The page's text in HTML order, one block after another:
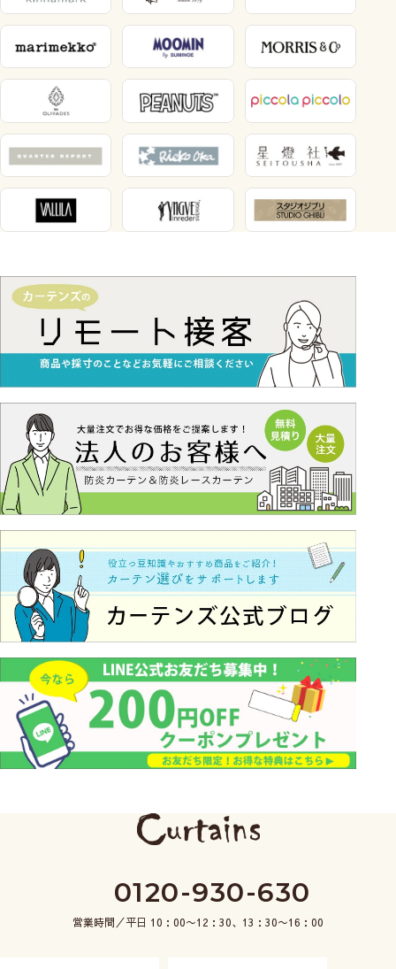
0120-930-630
営業時間／平日 10：00〜12：30、13：30〜16：00